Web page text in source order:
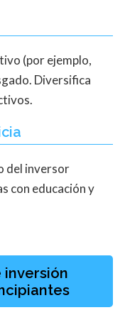
(por ejemplo,
Diversifica
del inversor
con educación y
inversión